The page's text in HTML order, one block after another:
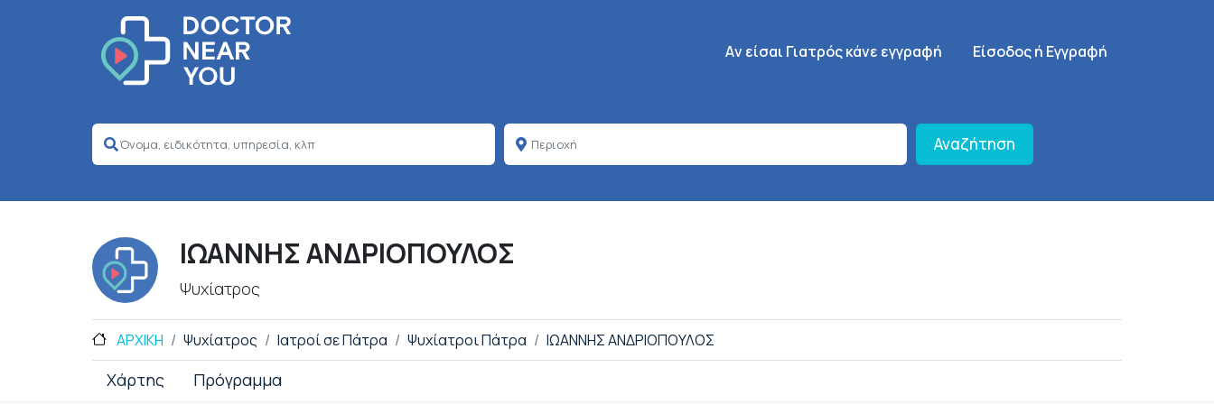
Κεντρική πλοήγηση
Aν είσαι Γιατρός κάνε εγγραφή SignUp Menu
Είσοδος ή Εγγραφή
Αναζήτηση
ΙΩΑΝΝΗΣ ΑΝΔΡΙΟΠΟΥΛΟΣ
Ψυχίατρος
ΑΡΧΙΚΗ Ψυχίατρος Ιατροί σε Πάτρα Ψυχίατροι Πάτρα ΙΩΑΝΝΗΣ ΑΝΔΡΙΟΠΟΥΛΟΣ
Χάρτης Πρόγραμμα